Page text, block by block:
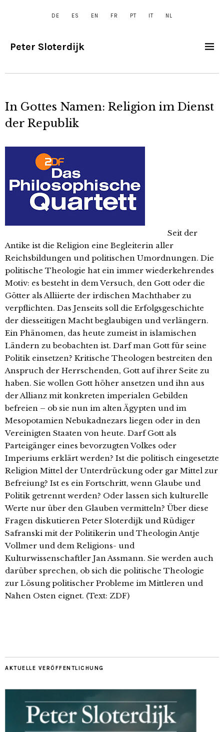
DE ES EN FR PT IT NL
Peter Sloterdijk
In Gottes Namen: Religion im Dienst
der Republik
Seit der
Antike ist die Religion eine Begleiterin aller
Reichsbildungen und politischen Umordnungen. Die
politische Theologie hat ein immer wiederkehrendes
Motiv: es besteht in dem Versuch, den Gott oder die
Götter als Alliierte der irdischen Machthaber zu
verpflichten. Das Jenseits soll die Erfolgsgeschichte
der diesseitigen Macht beglaubigen und verlängern.
Ein Phänomen, das heute zumeist in islamischen
Ländern zu beobachten ist. Darf man Gott für seine
Politik einsetzen? Kritische Theologen bestreiten den
Anspruch der Herrschenden, Gott auf ihrer Seite zu
haben. Sie wollen Gott höher ansetzen und ihn aus
der Allianz mit konkreten imperialen Gebilden
befreien – ob sie nun im alten Ägypten und im
Mesopotamien Nebukadnezars liegen oder in den
Vereinigten Staaten von heute. Darf Gott als
Parteigänger eines bevorzugten Volkes oder
Imperiums erklärt werden? Ist die politisch eingesetzte
Religion Mittel der Unterdrückung oder gar Mittel zur
Befreiung? Ist es ein Fortschritt, wenn Glaube und
Politik getrennt werden? Oder lassen sich kulturelle
Werte nur über den Glauben vermitteln? Über diese
Fragen diskutieren Peter Sloterdijk und Rüdiger
Safranski mit der Politikerin und Theologin Antje
Vollmer und dem Religions- und
Kulturwissenschaftler Jan Assmann. Sie werden auch
darüber sprechen, ob sich die politische Theologie
zur Lösung politischer Probleme im Mittleren und
Nahen Osten eignet. (Text: ZDF)
AKTUELLE VERÖFFENTLICHUNG